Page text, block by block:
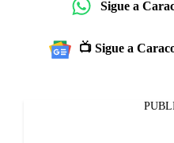
Sigue a
📺 Sigue a